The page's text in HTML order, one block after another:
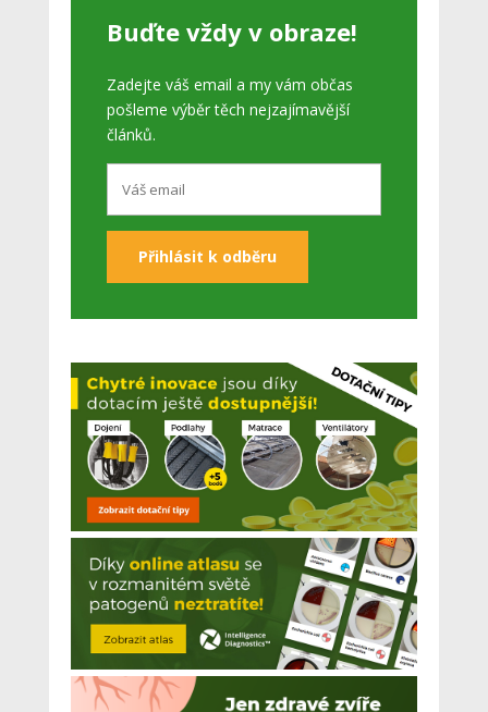
Buďte vždy v obraze!
Zadejte váš email a my vám občas
pošleme výběr těch nejzajímavější
článků.